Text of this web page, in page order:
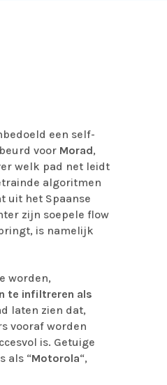
een self-
voor Morad,
welk pad net leidt
algoritmen
uit het Spaanse
zijn soepele flow
is namelijk
worden,
te infiltreren als
laten zien dat,
vooraf worden
is. Getuige
als “Motorola“,